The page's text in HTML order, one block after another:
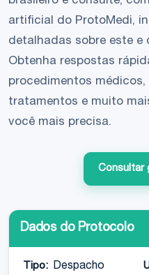
artificial do ProtoMedi,
detalhadas sobre este
Obtenha respostas
procedimentos
tratamentos e muito
você mais precisa.
Consultar
Dados do Protocolo
Tipo: Despacho